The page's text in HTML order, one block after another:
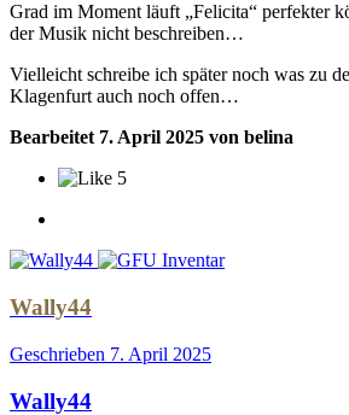
Grad im Moment läuft „Felicita“ perfekter
der Musik nicht beschreiben…
Vielleicht schreibe ich später noch was zu
Klagenfurt auch noch offen…
Bearbeitet 7. April 2025 von belina
5
Wally44
Geschrieben 7. April 2025
Wally44